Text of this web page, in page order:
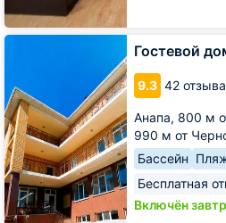
Гостевой
9.3 42
Анапа, 800 м
990 м от
Бассейн
Бесплатная
Включён
Гостевой
волне